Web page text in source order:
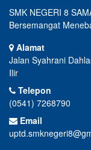
SMK NEGERI 8
Bersemangat
Alamat
Jalan Syahrani
Ilir
Telepon
(0541) 7268790
Email